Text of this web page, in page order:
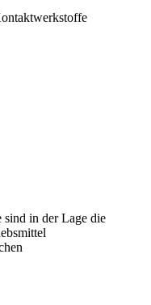
sind in der Lage die